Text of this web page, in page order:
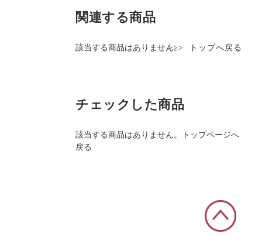
関連する商品
該当する商品はありません。
>>> トップへ戻る
チェックした商品
該当する商品はありません。
トップページへ
戻る